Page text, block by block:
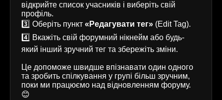
відкрийте список учасників і виберіть свій
профіль.
3️⃣ Оберіть пункт «Редагувати тег» (Edit Tag).
4️⃣ Вкажіть свій форумний нікнейм або будь-
який інший зручний тег та збережіть зміни.
Це допоможе швидше впізнавати один одного
та зробить спілкування у групі більш зручним,
поки ми працюємо над відновленням форуму.
😊